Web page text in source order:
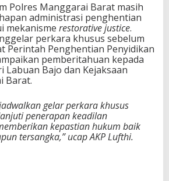
Polres Manggarai Barat masih
administrasi penghentian
mekanisme restorative justice.
perkara khusus sebelum
Perintah Penghentian Penyidikan
pemberitahuan kepada
Labuan Bajo dan Kejaksaan
Barat.
gelar perkara khusus
penerapan keadilan
kepastian hukum baik
tersangka,” ucap AKP Lufthi.